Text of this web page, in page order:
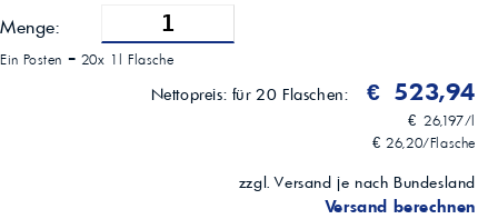
Typische Einsatzbereiche
Pkw- und leichte Nutzfahrzeug-Schaltgetriebe gemäß SAE 70W / API
GL-4 / FCA 9.55550-MZ7
Menge:
Ein Posten = 20x 1l Flasche
Nettopreis: für 20 Flaschen: € 523,94
€ 26,197/l
€ 26,20/Flasche
zzgl. Versand je nach Bundesland
Versand berechnen